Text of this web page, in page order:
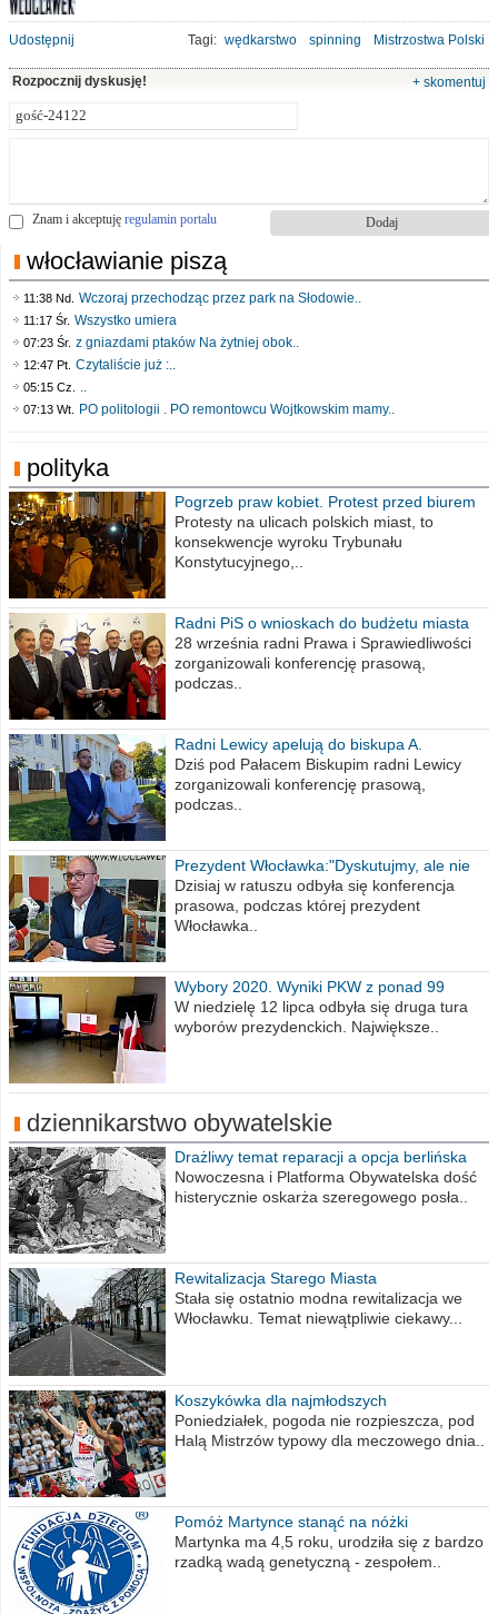
Udostępnij Tagi: wędkarstwo spinning Mistrzostwa Polski
Rozpocznij dyskusję! + skomentuj
Znam i akceptuję regulamin portalu
włocławianie piszą
11:38 Nd. Wczoraj przechodząc przez park na Słodowie..
11:17 Śr. Wszystko umiera
07:23 Śr. z gniazdami ptaków Na żytniej obok..
12:47 Pt. Czytaliście już :..
05:15 Cz. ..
07:13 Wt. PO politologii . PO remontowcu Wojtkowskim mamy..
polityka
Pogrzeb praw kobiet. Protest przed biurem
poselskim PiS
Protesty na ulicach polskich miast, to
konsekwencje wyroku Trybunału
Konstytucyjnego,..
Radni PiS o wnioskach do budżetu miasta
na 2021 rok
28 września radni Prawa i Sprawiedliwości
zorganizowali konferencję prasową,
podczas..
Radni Lewicy apelują do biskupa A.
Wiesława Meringa
Dziś pod Pałacem Biskupim radni Lewicy
zorganizowali konferencję prasową,
podczas..
Prezydent Włocławka:"Dyskutujmy, ale nie
obrażajmy się”
Dzisiaj w ratuszu odbyła się konferencja
prasowa, podczas której prezydent
Włocławka..
Wybory 2020. Wyniki PKW z ponad 99
procent obwodów
W niedzielę 12 lipca odbyła się druga tura
wyborów prezydenckich. Największe..
dziennikarstwo obywatelskie
Drażliwy temat reparacji a opcja berlińska
Nowoczesna i Platforma Obywatelska dość
histerycznie oskarża szeregowego posła..
Rewitalizacja Starego Miasta
Stała się ostatnio modna rewitalizacja we
Włocławku. Temat niewątpliwie ciekawy...
Koszykówka dla najmłodszych
Poniedziałek, pogoda nie rozpieszcza, pod
Halą Mistrzów typowy dla meczowego dnia..
Pomóż Martynce stanąć na nóżki
Martynka ma 4,5 roku, urodziła się z bardzo
rzadką wadą genetyczną - zespołem..